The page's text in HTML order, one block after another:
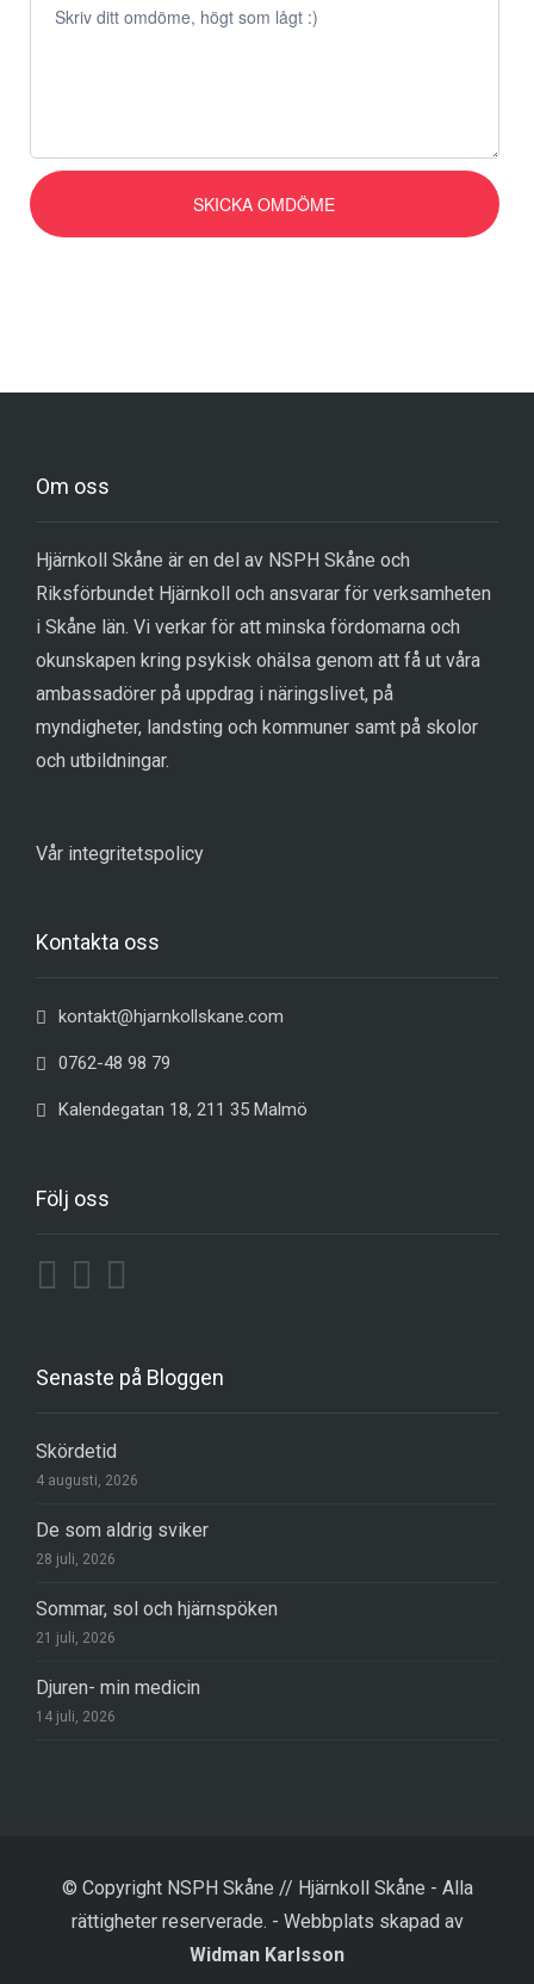
Om oss
Hjärnkoll Skåne är en del av NSPH Skåne och
Riksförbundet Hjärnkoll och ansvarar för verksamheten
i Skåne län. Vi verkar för att minska fördomarna och
okunskapen kring psykisk ohälsa genom att få ut våra
ambassadörer på uppdrag i näringslivet, på
myndigheter, landsting och kommuner samt på skolor
och utbildningar.
Vår integritetspolicy
Kontakta oss
kontakt@hjarnkollskane.com
0762-48 98 79
Kalendegatan 18, 211 35 Malmö
Följ oss
Senaste på Bloggen
Skördetid
4 augusti, 2026
De som aldrig sviker
28 juli, 2026
Sommar, sol och hjärnspöken
21 juli, 2026
Djuren- min medicin
14 juli, 2026
© Copyright NSPH Skåne // Hjärnkoll Skåne - Alla
rättigheter reserverade. - Webbplats skapad av
Widman Karlsson